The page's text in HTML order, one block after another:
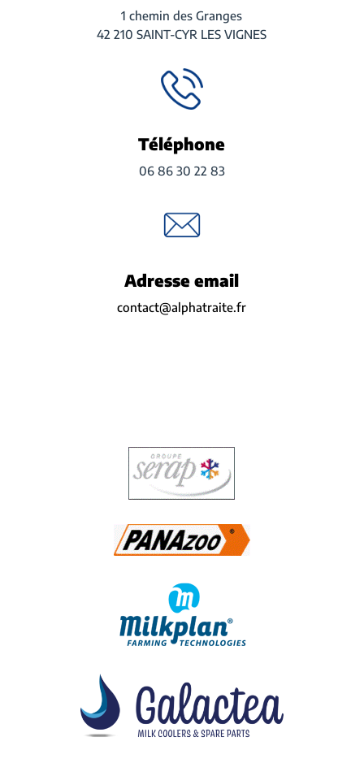
1 chemin des Granges
42 210 SAINT-CYR LES VIGNES
Téléphone
06 86 30 22 83
Adresse email
contact@alphatraite.fr